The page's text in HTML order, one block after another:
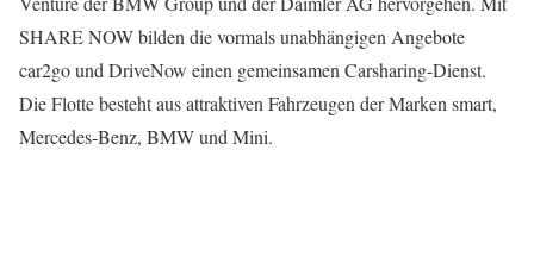
SHARE NOW bilden die vormals unabhängigen Angebote
car2go und DriveNow einen gemeinsamen Carsharing-Dienst.
Die Flotte besteht aus attraktiven Fahrzeugen der Marken smart,
Mercedes-Benz, BMW und Mini.